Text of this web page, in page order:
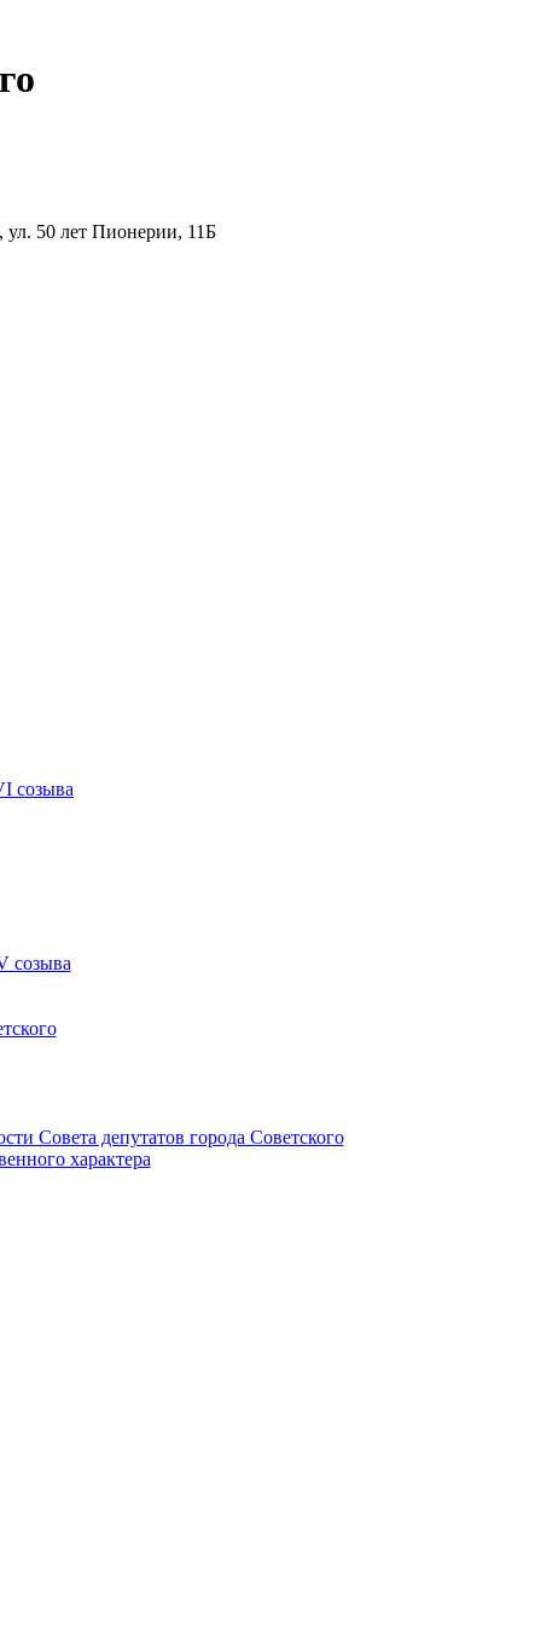
50 лет Пионерии, 11Б
созыва
созыва
Совета депутатов города Советского
характера